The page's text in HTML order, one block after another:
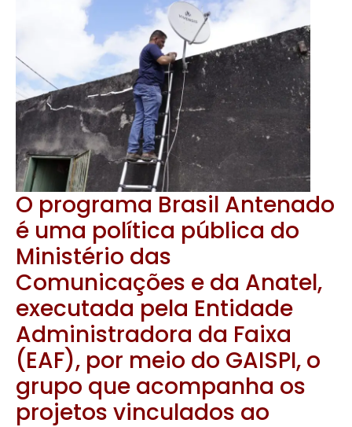
O programa Brasil Antenado
é uma política pública do
Ministério das
Comunicações e da Anatel,
executada pela Entidade
Administradora da Faixa
(EAF), por meio do GAISPI, o
grupo que acompanha os
projetos vinculados ao